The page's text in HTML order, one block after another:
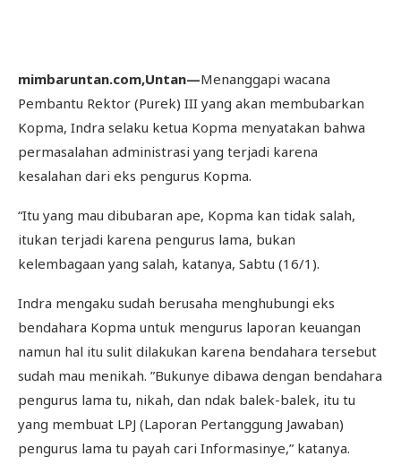
mimbaruntan.com,Untan—Menanggapi wacana
Pembantu Rektor (Purek) III yang akan membubarkan
Kopma, Indra selaku ketua Kopma menyatakan bahwa
permasalahan administrasi yang terjadi karena
kesalahan dari eks pengurus Kopma.
“Itu yang mau dibubaran ape, Kopma kan tidak salah,
itukan terjadi karena pengurus lama, bukan
kelembagaan yang salah, katanya, Sabtu (16/1).
Indra mengaku sudah berusaha menghubungi eks
bendahara Kopma untuk mengurus laporan keuangan
namun hal itu sulit dilakukan karena bendahara tersebut
sudah mau menikah. ”Bukunye dibawa dengan bendahara
pengurus lama tu, nikah, dan ndak balek-balek, itu tu
yang membuat LPJ (Laporan Pertanggung Jawaban)
pengurus lama tu payah cari Informasinye,” katanya.